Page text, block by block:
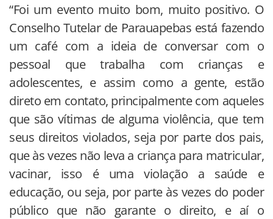
“Foi um evento muito bom, muito positivo. O
Conselho Tutelar de Parauapebas está fazendo
um café com a ideia de conversar com o
pessoal que trabalha com crianças e
adolescentes, e assim como a gente, estão
direto em contato, principalmente com aqueles
que são vítimas de alguma violência, que tem
seus direitos violados, seja por parte dos pais,
que às vezes não leva a criança para matricular,
vacinar, isso é uma violação a saúde e
educação, ou seja, por parte às vezes do poder
público que não garante o direito, e aí o